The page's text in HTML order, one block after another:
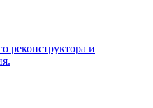
реконструктора и